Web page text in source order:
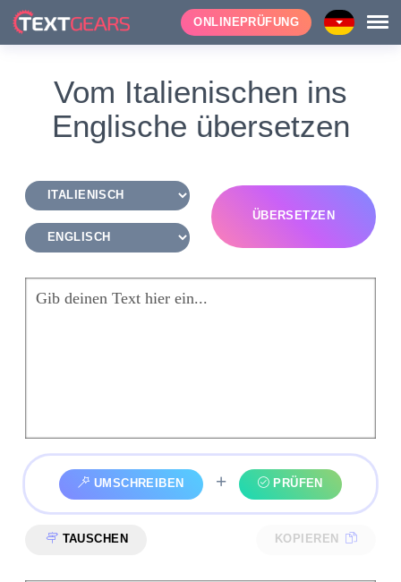
ONLINEPRÜFUNG
Vom Italienischen ins
Englische übersetzen
ÜBERSETZEN
UMSCHREIBEN + PRÜFEN
TAUSCHEN KOPIEREN